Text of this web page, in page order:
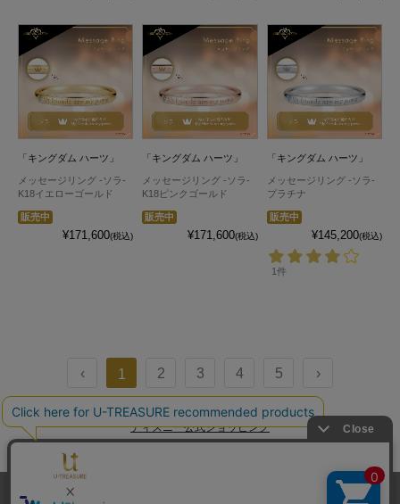
「キングダム ハーツ」
メッセージリング -ソラ-
K18イエローゴールド
販売中
¥171,600(税込)
「キングダム ハーツ」
メッセージリング -ソラ-
K18ピンクゴールド
販売中
¥171,600(税込)
「キングダム ハーツ」
メッセージリング -ソラ-
プラチナ
販売中
¥145,200(税込)
1件
‹ 1 2 3 4 5 ›
ディズニー公式ショッピング